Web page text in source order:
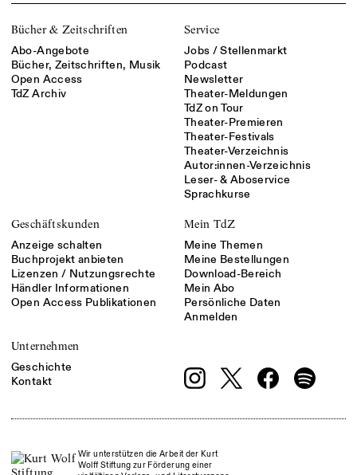
Bücher & Zeitschriften
Abo-Angebote
Bücher, Zeitschriften, Musik
Open Access
TdZ Archiv
Service
Jobs / Stellenmarkt
Podcast
Newsletter
Theater-Meldungen
TdZ on Tour
Theater-Premieren
Theater-Festivals
Theater-Verzeichnis
Autor:innen-Verzeichnis
Leser- & Aboservice
Sprachkurse
Geschäftskunden
Anzeige schalten
Buchprojekt anbieten
Lizenzen / Nutzungsrechte
Händler Informationen
Open Access Publikationen
Mein TdZ
Meine Themen
Meine Bestellungen
Download-Bereich
Mein Abo
Persönliche Daten
Anmelden
Unternehmen
Geschichte
Kontakt
Wir unterstützen die Arbeit der Kurt
Wolff Stiftung zur Förderung einer